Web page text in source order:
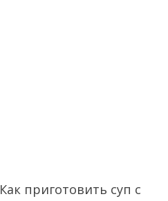
Как приготовить суп с